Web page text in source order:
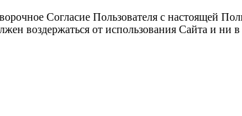
Согласие Пользователя с настоящей
воздержаться от использования Сайта и ни